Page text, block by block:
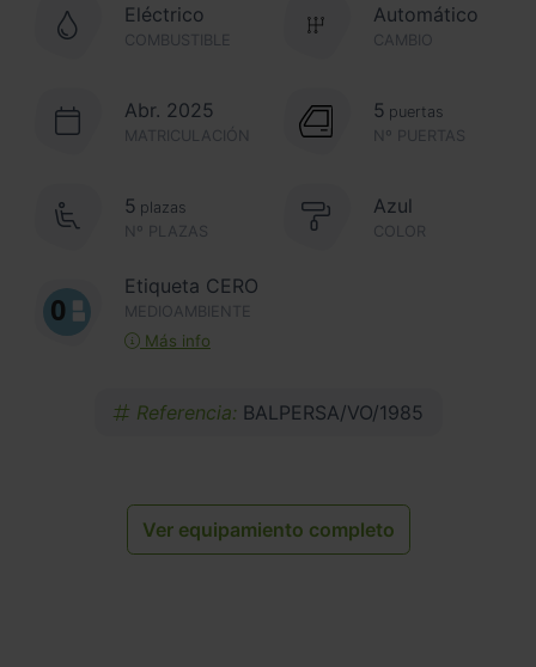
Eléctrico
COMBUSTIBLE CAMBIO
Automático
Abr. 2025
MATRICULACIÓN Nº PUERTAS
5 puertas
Nº PLAZAS
5 plazas Azul
COLOR
Etiqueta CERO
MEDIOAMBIENTE
Más info
Referencia: BALPERSA/VO/1985
Ver equipamiento completo